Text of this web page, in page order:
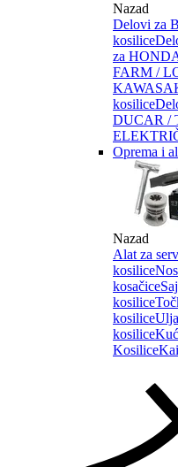
Nazad
Delovi za
kosilice
za
FARM /
kosilice
DUCAR /
Oprema i
Nazad
Alat za
kosilice
kosačice
kosilice
kosilice
kosilice
Kosilice